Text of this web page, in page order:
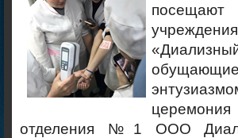
отделения №1 ООО